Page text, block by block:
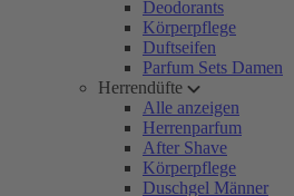
Deodorants
Körperpflege
Duftseifen
Parfum Sets Damen
Herrendüfte
Alle anzeigen
Herrenparfum
After Shave
Körperpflege
Duschgel Männer